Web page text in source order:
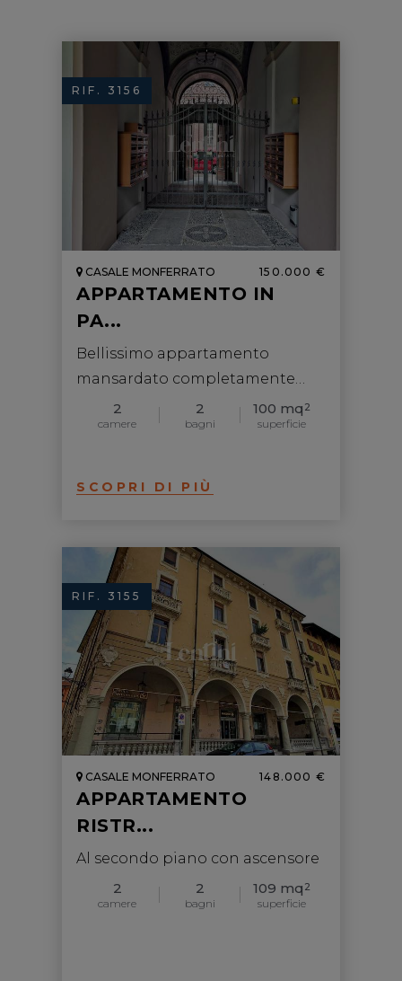
RIF. 3156
CASALE MONFERRATO 150.000 €
APPARTAMENTO IN
PA...
Bellissimo appartamento
mansardato completamente
arredato
2
camere
2
bagni
100 mq 2
superficie
SCOPRI DI PIÙ
RIF. 3155
CASALE MONFERRATO 148.000 €
APPARTAMENTO
RISTR...
Al secondo piano con ascensore
2
camere
2
bagni
109 mq 2
superficie